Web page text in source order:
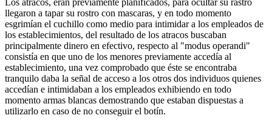
Los atracos, eran previamente planificados, para ocultar su rastro
llegaron a tapar su rostro con mascaras, y en todo momento
esgrimían el cuchillo como medio para intimidar a los empleados de
los establecimientos, del resultado de los atracos buscaban
principalmente dinero en efectivo, respecto al "modus operandi"
consistía en que uno de los menores previamente accedía al
establecimiento, una vez comprobado que éste se encontraba
tranquilo daba la señal de acceso a los otros dos individuos quienes
accedían e intimidaban a los empleados exhibiendo en todo
momento armas blancas demostrando que estaban dispuestas a
utilizarlo en caso de no conseguir el botín.